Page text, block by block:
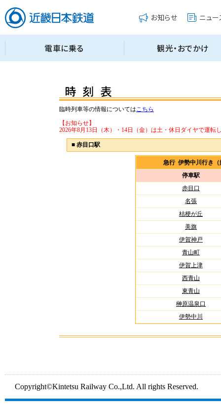
臨時列車等の情報についてはこちら
【お知らせ】
2026年8月13日（木）・14日（金）は土・休日ダイヤで運転
■ 赤目口駅
急行 伊勢中川行き
停車駅
赤目口
名張
桔梗が丘
美旗
伊賀神戸
青山町
伊賀上津
西青山
東青山
榊原温泉口
伊勢中川